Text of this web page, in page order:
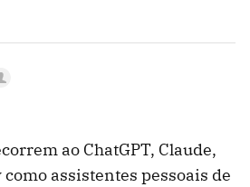
ao ChatGPT, Claude,
assistentes pessoais de